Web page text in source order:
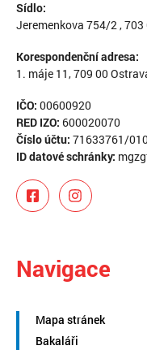
Sídlo:
Jeremenkova 754/2 , 703
Korespondenční adresa:
1. máje 11, 709 00
IČO: 00600920
RED IZO: 600020070
Číslo účtu: 71633761/
ID datové schránky:
Navigace
Mapa stránek
Bakaláři